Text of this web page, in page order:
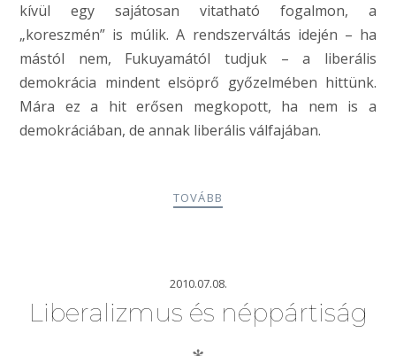
kívül egy sajátosan vitatható fogalmon, a
„koreszmén” is múlik. A rendszerváltás idején – ha
mástól nem, Fukuyamától tudjuk – a liberális
demokrácia mindent elsöprő győzelmében hittünk.
Mára ez a hit erősen megkopott, ha nem is a
demokráciában, de annak liberális válfajában.
TOVÁBB
2010.07.08.
Liberalizmus és néppártiság